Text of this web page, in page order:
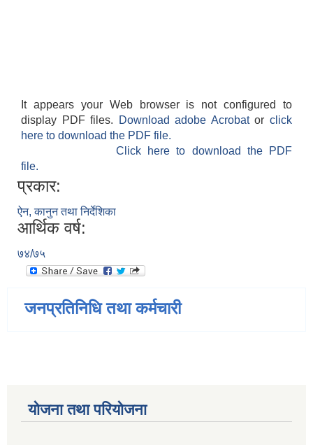
It appears your Web browser is not configured to
display PDF files.
Download adobe Acrobatorclick
here to download the PDF file.
Click here to download the PDF
file.
प्रकार:
ऐन, कानुन तथा निर्देशिका
आर्थिक वर्ष:
७४/७५
जनप्रतिनिधि तथा कर्मचारी
योजना तथा परियोजना